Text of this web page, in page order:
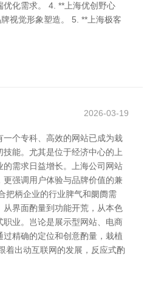
优化需求。 4. **上海优创野心
视觉形象塑造。 5. **上海极客
2026-03-19
个专科、高效的网站已成为栽
能。尤其是位于经济中心的上
需求日益增长。上海公司网站
强调用户体验与品牌价值的兼
把柄企业的行业脾气和阛阓需
界面酌量到功能开荒，从本色
业。岂论是展示型网站、电商
精确的定位和创意酌量，栽植
着出动互联网的发展，反应式酌